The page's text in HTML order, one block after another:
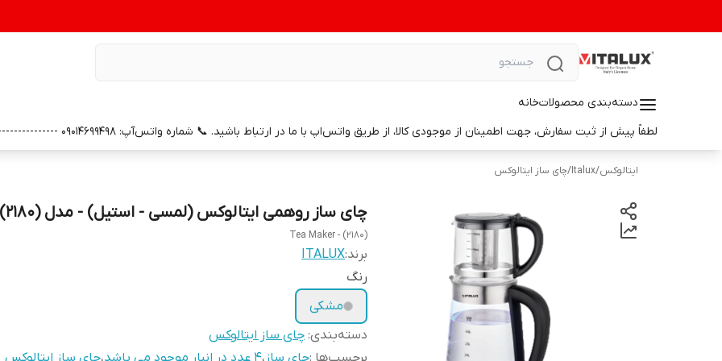
دسته‌بندی محصولاتخانه
لطفاً پیش از ثبت سفارش، جهت اطمینان از موجودی کالا، از طریق واتس‌اپ با ما در ارتباط باشید. 📞 شماره واتس‌آپ: 09014699498 --------------- 📞 شماره خدمات پس از فروش واتس‌آپ: 09391658686 (با سپاس از همراهی و اعتماد شما)
ایتالوکس/
Italux
/چای ساز ایتالوکس
چای ساز روهمی ایتالوکس (لمسی - استیل) - مدل (2180)
Tea Maker - (2180)
برند:ITALUX
رنگ
مشکی
دسته‌بندی: چای ساز ایتالوکس
برچسب‌ها :چای ساز ،۴ عدد در انبار موجود می باشد ،چای ساز ایتالوکس